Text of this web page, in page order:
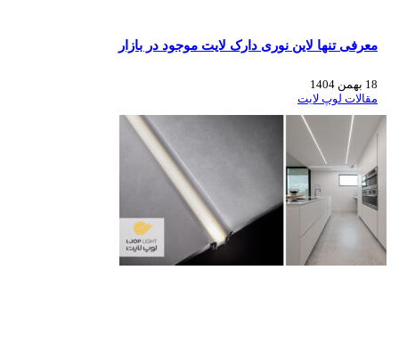
معرفی تنها لاین نوری دارک لایت موجود در بازار
18 بهمن 1404
مقالات لوپ لایت